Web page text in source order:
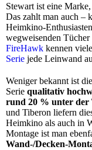
Stewart ist eine
Das zahlt man auch –
Heimkino-
wegweisenden Tücher
FireHawk kennen
Serie jede Leinwand
Weniger bekannt ist
Serie qualitativ
rund 20 % unter der
und Tiberon liefern
Heimkino als auch in
Montage ist man
Wand-/Decken-